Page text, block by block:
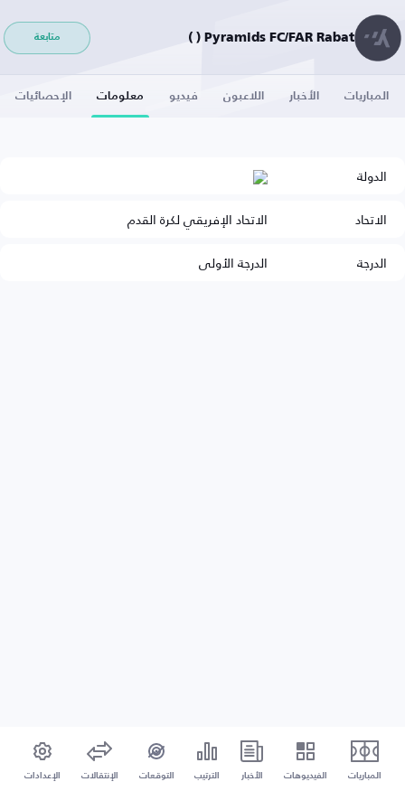
Pyramids FC/FAR Rabat ( ) متابعة
المباريات الأخبار اللاعبون فيديو معلومات الإحصائيات
الدولة
الاتحاد
الاتحاد الإفريقي لكرة القدم
الدرجة
الدرجة الأولى
المباريات الفيديوهات الأخبار الترتيب التوقعات الإنتقالات الإعدادات